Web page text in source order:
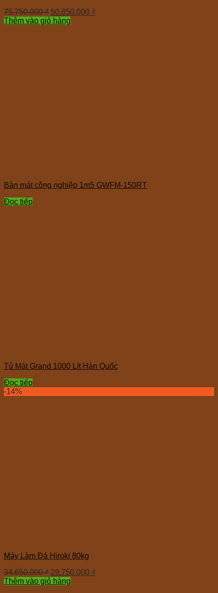
75.750.000₫ 50.850.000 ₫
Thêm vào giỏ hàng
Bàn mát công nghiệp 1m5 GWFM-150RT
Đọc tiếp
Tủ Mát Grand 1000 Lít Hàn Quốc
Đọc tiếp
-14%
Máy Làm Đá Hiroki 80kg
34.650.000₫ 29.750.000 ₫
Thêm vào giỏ hàng